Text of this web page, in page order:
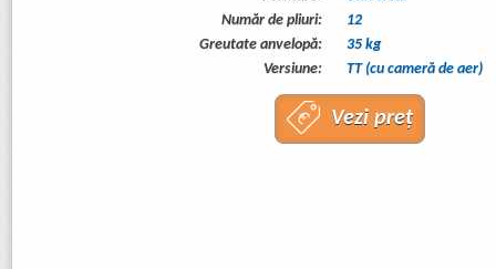
Număr de pliuri:
12
Greutate anvelopă:
35 kg
Versiune:
TT (cu cameră de aer)
Vezi preț